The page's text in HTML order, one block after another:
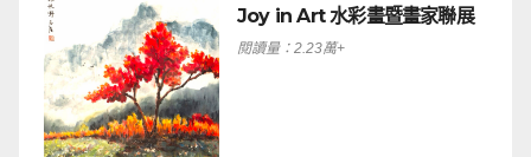
Joy in Art 水彩畫暨畫家聯展
閱讀量：2.23萬+